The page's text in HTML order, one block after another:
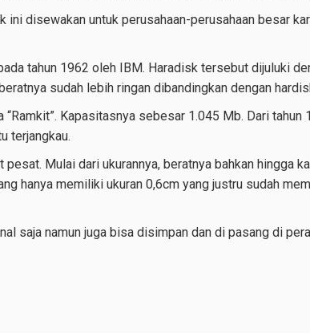
disewakan untuk perusahaan-perusahaan besar
tahun 1962 oleh IBM. Haradisk tersebut dijuluki
sudah lebih ringan dibandingkan dengan
Kapasitasnya sebesar 1.045 Mb. Dari
terjangkau.
Mulai dari ukurannya, beratnya bahkan hingga
hanya memiliki ukuran 0,6cm yang justru sudah
saja namun juga bisa disimpan dan di pasang di